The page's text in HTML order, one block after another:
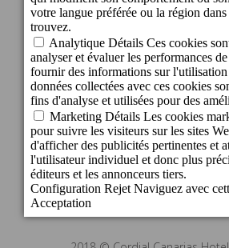
Tel.: +34 928
Réservations: +34
E-mail: